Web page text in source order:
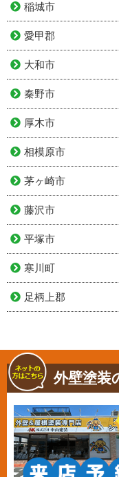
稲城市
愛甲郡
大和市
秦野市
厚木市
相模原市
茅ヶ崎市
藤沢市
平塚市
寒川町
足柄上郡
外壁塗装